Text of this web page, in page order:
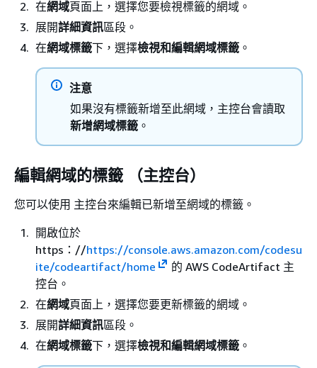
在網域頁面上，選擇您要檢視標籤的網域。
展開詳細資訊區段。
在網域標籤下，選擇檢視和編輯網域標籤 。
注意
如果沒有標籤新增至此網域，主控台會讀取
新增網域標籤 。
編輯網域的標籤 （主控台）
您可以使用 主控台來編輯已新增至網域的標籤。
開啟位於
https：//https://console.aws.amazon.com/codesu
ite/codeartifact/home
的 AWS CodeArtifact 主
控台。
在網域頁面上，選擇您要更新標籤的網域。
展開詳細資訊區段。
在網域標籤下，選擇檢視和編輯網域標籤 。